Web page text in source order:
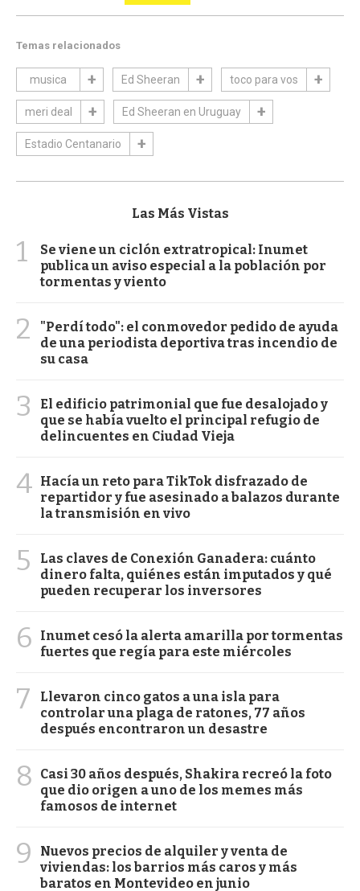
Temas relacionados
musica Ed Sheeran toco para vos
meri deal Ed Sheeran en Uruguay
Estadio Centanario
Las Más Vistas
1
Se viene un ciclón extratropical: Inumet
publica un aviso especial a la población por
tormentas y viento
2
"Perdí todo": el conmovedor pedido de ayuda
de una periodista deportiva tras incendio de
su casa
3
El edificio patrimonial que fue desalojado y
que se había vuelto el principal refugio de
delincuentes en Ciudad Vieja
4 Hacía un reto para TikTok disfrazado de
repartidor y fue asesinado a balazos durante
la transmisión en vivo
5
Las claves de Conexión Ganadera: cuánto
dinero falta, quiénes están imputados y qué
pueden recuperar los inversores
6
Inumet cesó la alerta amarilla por tormentas
fuertes que regía para este miércoles
7
Llevaron cinco gatos a una isla para
controlar una plaga de ratones, 77 años
después encontraron un desastre
8
Casi 30 años después, Shakira recreó la foto
que dio origen a uno de los memes más
famosos de internet
9
Nuevos precios de alquiler y venta de
viviendas: los barrios más caros y más
baratos en Montevideo en junio